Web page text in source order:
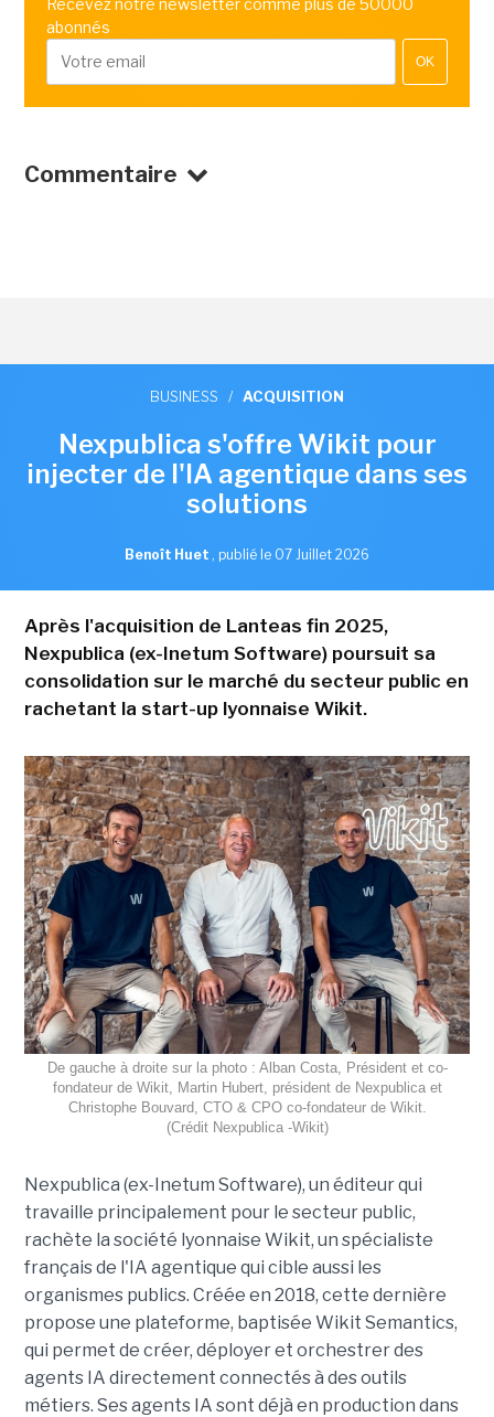
Recevez notre newsletter comme plus de 50000
abonnés
OK
Commentaire
BUSINESS / ACQUISITION
Nexpublica s'offre Wikit pour
injecter de l'IA agentique dans ses
solutions
Benoît Huet , publié le 07 Juillet 2026
Après l'acquisition de Lanteas fin 2025,
Nexpublica (ex-Inetum Software) poursuit sa
consolidation sur le marché du secteur public en
rachetant la start-up lyonnaise Wikit.
De gauche à droite sur la photo : Alban Costa, Président et co-
fondateur de Wikit, Martin Hubert, président de Nexpublica et
Christophe Bouvard, CTO & CPO co-fondateur de Wikit.
(Crédit Nexpublica -Wikit)
Nexpublica (ex-Inetum Software), un éditeur qui
travaille principalement pour le secteur public,
rachète la société lyonnaise Wikit, un spécialiste
français de l'IA agentique qui cible aussi les
organismes publics. Créée en 2018, cette dernière
propose une plateforme, baptisée Wikit Semantics,
qui permet de créer, déployer et orchestrer des
agents IA directement connectés à des outils
métiers. Ses agents IA sont déjà en production dans